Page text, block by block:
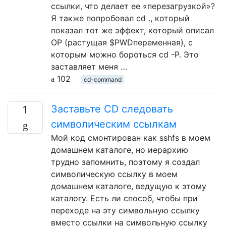
ссылки, что делает ее «перезагрузкой»?
Я также попробовал cd ., который
показал тот же эффект, который описал
OP (растущая $PWDпеременная), с
которым можно бороться cd -P. Это
заставляет меня …
102
cd-command
1
Заставьте CD следовать
символическим ссылкам
Мой код смонтирован как sshfs в моем
домашнем каталоге, но иерархию
трудно запомнить, поэтому я создал
символическую ссылку в моем
домашнем каталоге, ведущую к этому
каталогу. Есть ли способ, чтобы при
переходе на эту символьную ссылку
вместо ссылки на символьную ссылку